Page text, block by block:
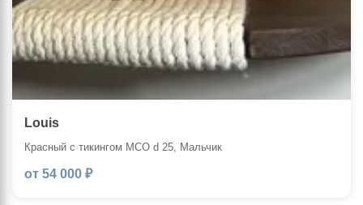
Louis
Красный с тикингом MCO d 25, Мальчик
от 54 000 ₽